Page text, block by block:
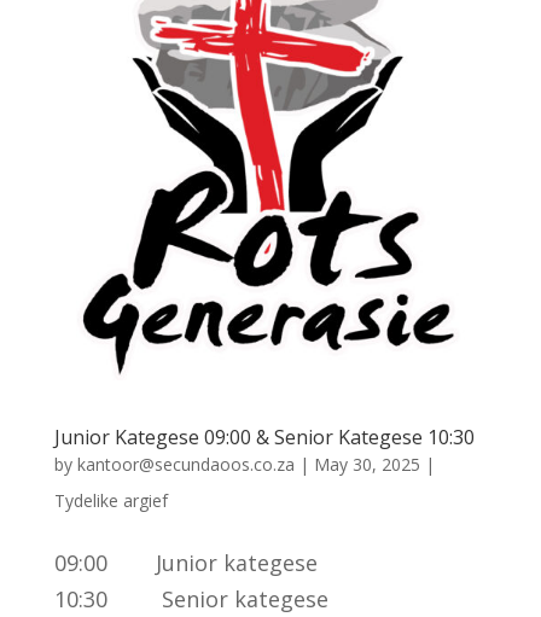
Junior Kategese 09:00 & Senior Kategese 10:30
by kantoor@secundaoos.co.za | May 30, 2025 |
Tydelike argief
09:00 Junior kategese
10:30 Senior kategese